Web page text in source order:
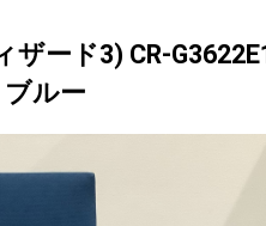
ザード3) CR-
ルー